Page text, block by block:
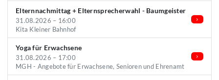
Elternnachmittag + Elternsprecherwahl - Baumgeister
31.08.2026 – 16:00
Kita Kleiner Bahnhof
Yoga für Erwachsene
31.08.2026 – 17:00
MGH - Angebote für Erwachsene, Senioren und Ehrenamt